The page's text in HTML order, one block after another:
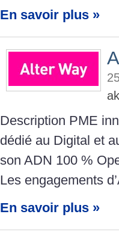
En savoir plus »
Description PME
dédié au Digital et
son ADN 100 %
Les engagements
En savoir plus »